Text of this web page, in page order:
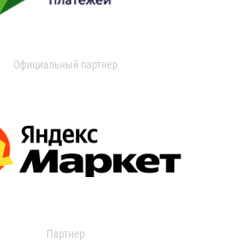
Официальный партнер
Партнер